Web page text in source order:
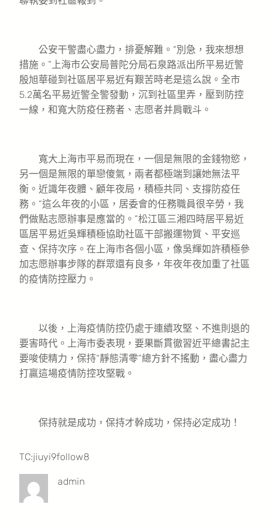
公安干警盡心盡力，排憂解難。“別急，我來想想
措施。”上海市公安局普陀分局石泉路派出所平易近警
殷旭華碰到社區居平易近有艱苦時老是這么說。全市
5.2萬名平易近警全警發動，沉到社區里弄，壓到防控
一線，和寬大防疫任務者、志愿者并肩戰斗。
寬大上海市平易而現在，一個是無限的金錢物慾，
另一個是無限的單戀傻氣，兩者都極端到讓她無法平
衡。近識年夜體、顧年夜局，積極共同、支撐防疫任
務。“這么年夜的小區，居委會的任務職員很辛勞，我
們做點志愿辦事是應當的。”松江區三湘四時居平易近
區居平易近吳輝積極協助社區干部搬運物質、平安巡
查、保持次序。在上海市各個小區，像吳輝如許積極參
加志愿辦事步隊的群眾還有良多，年夜年夜加重了社區
的疫情防控壓力。
以後，上海疫情防控仍處于連續攻堅、不進則退的
要害時代。上海市委表現，要果斷貫徹習近平總書記主
要唆使精力，保持“靜態清零”總方針不搖動，盡心盡力
打贏這場疫情防控攻堅戰。
保持就是成功，保持才幹成功，保持必定成功！
TC:jiuyi9follow8
admin